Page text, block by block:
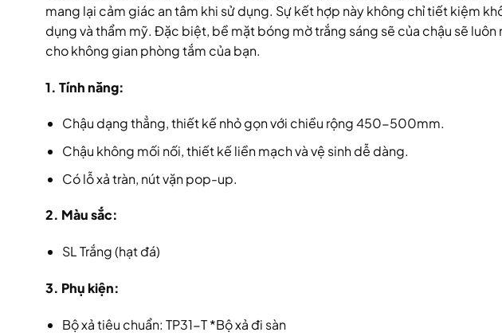
mang lại cảm giác an tâm khi sử dụng. Sự kết hợp này không chỉ tiết kiệm
dụng và thẩm mỹ. Đặc biệt, bề mặt bóng mờ trắng sáng sẽ của chậu sẽ luôn
cho không gian phòng tắm của bạn.
1. Tính năng:
Chậu dạng thẳng, thiết kế nhỏ gọn với chiều rộng 450-500mm.
Chậu không mối nối, thiết kế liền mạch và vệ sinh dễ dàng.
Có lỗ xả tràn, nút vặn pop-up.
2. Màu sắc:
SL Trắng (hạt đá)
3. Phụ kiện:
Bộ xả tiêu chuẩn: TP31-T *Bộ xả đi sàn